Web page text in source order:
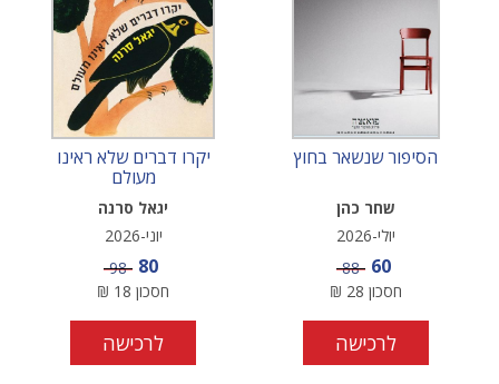
הסיפור שנשאר בחוץ
שחר כהן
יולי-2026
מחיר מבצע
60 מחיר
88
חסכון 28
₪
לרכישה
יקרו דברים שלא ראינו
מעולם
יגאל סרנה
יוני-2026
מחיר מבצע
80 מחיר
98
חסכון 18
₪
לרכישה